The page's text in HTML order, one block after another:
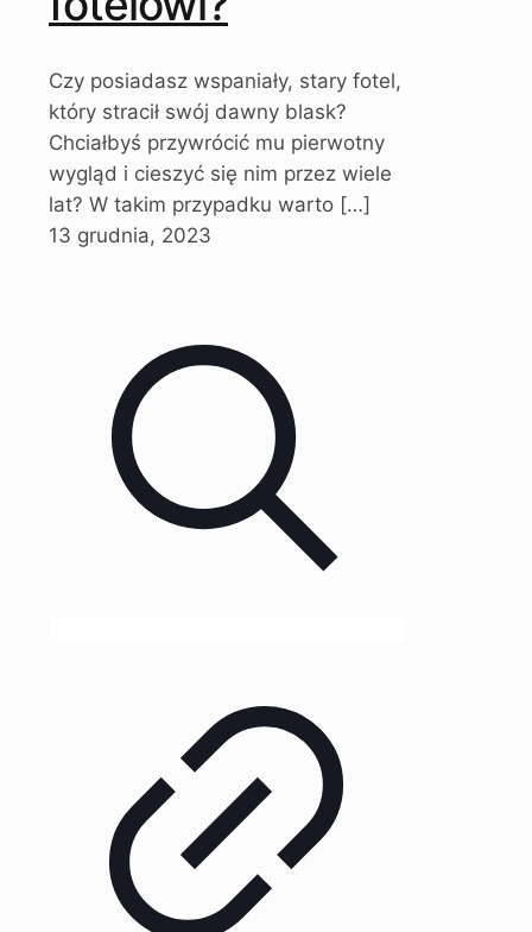
Czy posiadasz wspaniały, stary fotel,
który stracił swój dawny blask?
Chciałbyś przywrócić mu pierwotny
wygląd i cieszyć się nim przez wiele
lat? W takim przypadku warto […]
13 grudnia, 2023